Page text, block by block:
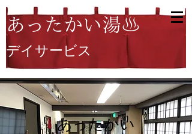
​あったかい湯♨︎
デイサービス
あったかい